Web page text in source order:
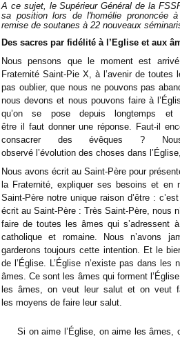
A ce sujet, le Supérieur Général de la
sa position lors de l'homélie prononcée
remise de soutanes à 22 nouveaux
Des sacres par fidélité à l’Eglise et aux
Nous pensons que le moment est
Fraternité Saint-Pie X, à l’avenir de toutes
pas oublier, que nous ne pouvons pas
nous devons et nous pouvons faire à
qu’on se pose depuis longtemps et
être il faut donner une réponse. Faut-il
consacrer des évêques ?
observé l’évolution des choses dans
Nous avons écrit au Saint-Père pour
la Fraternité, expliquer ses besoins et en
Saint-Père notre unique raison d’être :
écrit au Saint-Père : Très Saint-Père, nous
faire de toutes les âmes qui s’adressent
catholique et romaine. Nous n’avons
garderons toujours cette intention. Et le
de l’Église. L’Église n’existe pas dans les
âmes. Ce sont les âmes qui forment
les âmes, on veut leur salut et on veut
les moyens de faire leur salut.
Si on aime l’Église, on aime les